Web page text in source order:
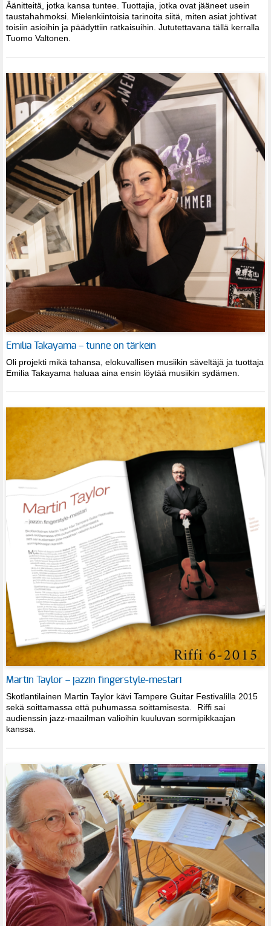
Äänitteitä, jotka kansa tuntee. Tuottajia, jotka ovat jääneet usein
taustahahmoksi. Mielenkiintoisia tarinoita siitä, miten asiat johtivat
toisiin asioihin ja päädyttiin ratkaisuihin. Jututettavana tällä kerralla
Tuomo Valtonen.
Emilia Takayama – tunne on tärkein
Oli projekti mikä tahansa, elokuvallisen musiikin säveltäjä ja tuottaja
Emilia Takayama haluaa aina ensin löytää musiikin sydämen.
Martin Taylor – jazzin fingerstyle-mestari
Skotlantilainen Martin Taylor kävi Tampere Guitar Festivalilla 2015
sekä soittamassa että puhumassa soittamisesta. Riffi sai
audienssin jazz-maailman valioihin kuuluvan sormipikkaajan
kanssa.